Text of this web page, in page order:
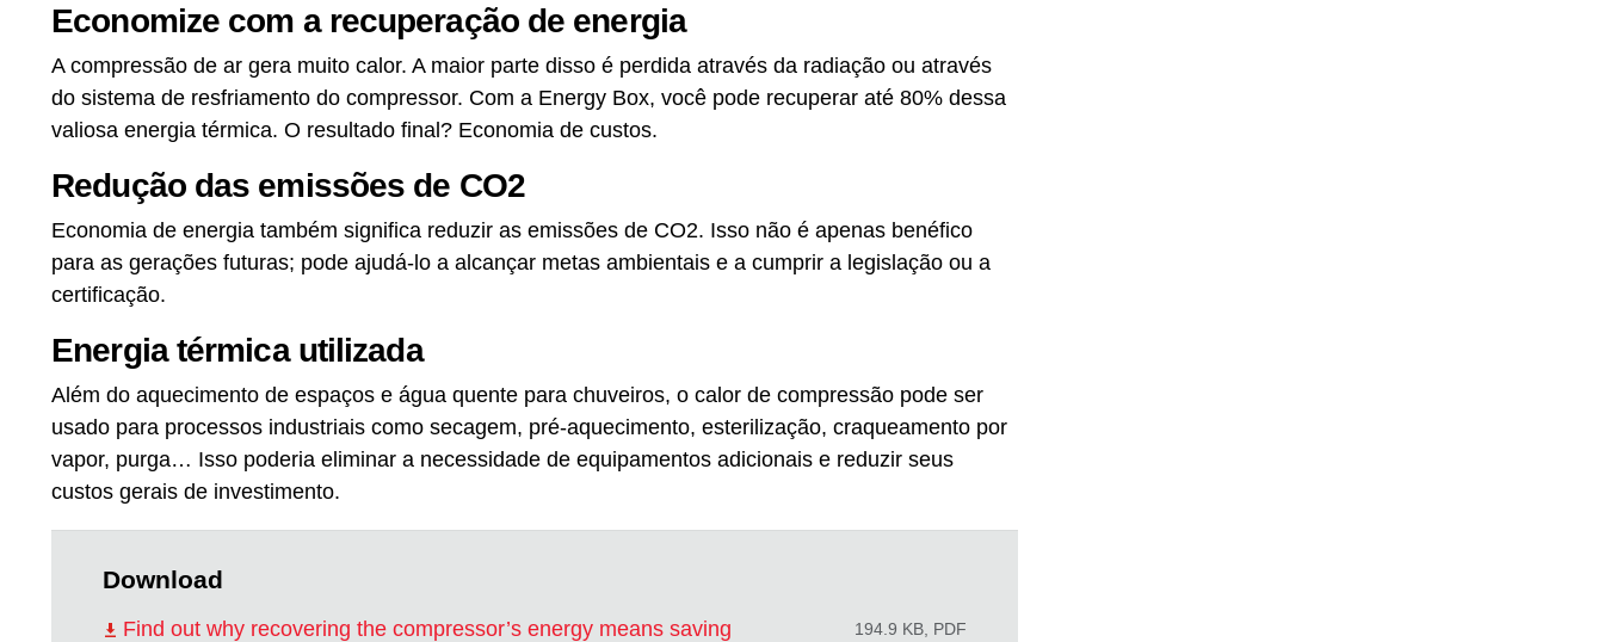
Economize com a recuperação de energia
A compressão de ar gera muito calor. A maior parte disso é perdida através da radiação ou através
do sistema de resfriamento do compressor. Com a Energy Box, você pode recuperar até 80% dessa
valiosa energia térmica. O resultado final? Economia de custos.
Redução das emissões de CO2
Economia de energia também significa reduzir as emissões de CO2. Isso não é apenas benéfico
para as gerações futuras; pode ajudá-lo a alcançar metas ambientais e a cumprir a legislação ou a
certificação.
Energia térmica utilizada
Além do aquecimento de espaços e água quente para chuveiros, o calor de compressão pode ser
usado para processos industriais como secagem, pré-aquecimento, esterilização, craqueamento por
vapor, purga… Isso poderia eliminar a necessidade de equipamentos adicionais e reduzir seus
custos gerais de investimento.
Download
Find out why recovering the compressor’s energy means saving
194.9 KB, PDF